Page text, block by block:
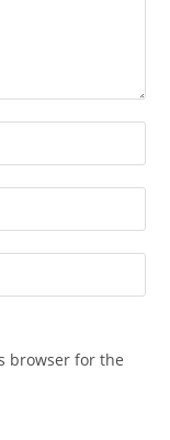
browser for the